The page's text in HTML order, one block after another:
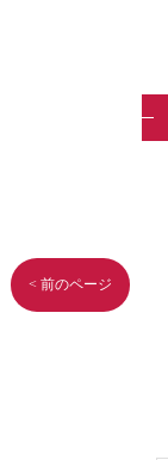
< 前のページ